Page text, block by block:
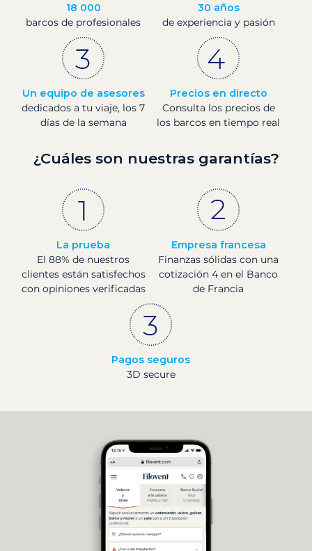
18 000
barcos de profesionales
30 años
de experiencia y pasión
Un equipo de asesores
dedicados a tu viaje, los 7
días de la semana
Precios en directo
Consulta los precios de
los barcos en tiempo real
¿Cuáles son nuestras garantías?
La prueba
El 88% de nuestros
clientes están satisfechos
con opiniones verificadas
Empresa francesa
Finanzas sólidas con una
cotización 4 en el Banco
de Francia
Pagos seguros
3D secure